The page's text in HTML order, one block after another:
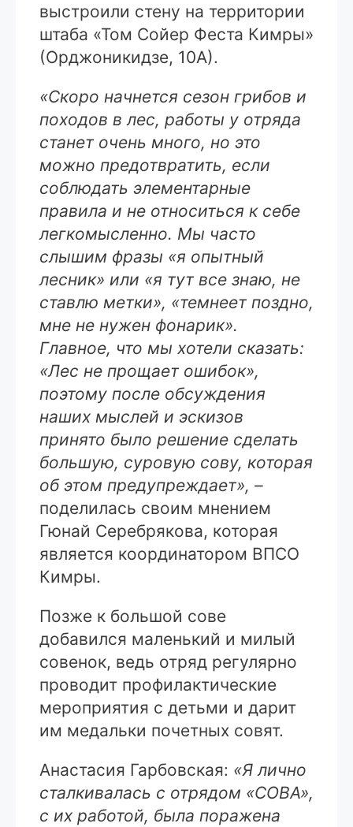
выстроили стену на территории
штаба «Том Сойер Феста Кимры»
(Орджоникидзе, 10А).
«Скоро начнется сезон грибов и
походов в лес, работы у отряда
станет очень много, но это
можно предотвратить, если
соблюдать элементарные
правила и не относиться к себе
легкомысленно. Мы часто
слышим фразы «я опытный
лесник» или «я тут все знаю, не
ставлю метки», «темнеет поздно,
мне не нужен фонарик».
Главное, что мы хотели сказать:
«Лес не прощает ошибок»,
поэтому после обсуждения
наших мыслей и эскизов
принято было решение сделать
большую, суровую сову, которая
об этом предупреждает», –
поделилась своим мнением
Гюнай Серебрякова, которая
является координатором ВПСО
Кимры.
Позже к большой сове
добавился маленький и милый
совенок, ведь отряд регулярно
проводит профилактические
мероприятия с детьми и дарит
им медальки почетных совят.
Анастасия Гарбовская: «Я лично
сталкивалась с отрядом «СОВА»,
с их работой, была поражена